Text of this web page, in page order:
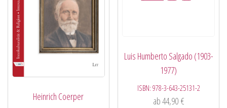
Heinrich Coerper
Luis Humberto Salgado (1903-
1977)
ISBN: 978-3-643-25131-2
ab44,90 €